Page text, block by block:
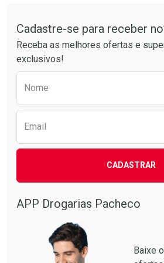
Cadastre-se para receber
Receba as melhores ofertas e
exclusivos!
Nome
Email
CADASTRAR
APP Drogarias Pacheco
Baixe o